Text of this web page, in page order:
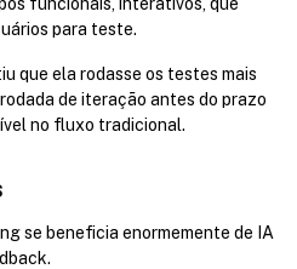
para teste.
que ela rodasse os testes mais
de iteração antes do prazo
no fluxo tradicional.
se beneficia enormemente de IA